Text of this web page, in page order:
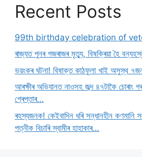
Recent Posts
99th birthday celebration of
ৰাজ্যত পুনৰ গজৰাজৰ মৃত্যু, বিষক্ৰিয়া হৈ
ভয়ংকৰ ঘটনা! বিষাক্ত কাঠফুলা খাই অসুস্থ
আৰক্ষীৰ অভিযানত নাওসহ জব্দ ৪৭টাকৈ চোৰাং
গ্ৰেপ্তাৰ…
ৰহস্যজনক! কেইবাদিন ধৰি সন্ধানহীন কণমানি
পত্নীক বিচাৰি স্বামীৰ হাহাকাৰ…